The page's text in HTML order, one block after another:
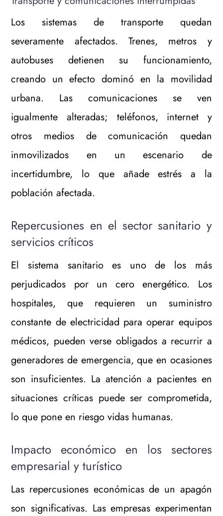
Los sistemas de transporte quedan
severamente afectados. Trenes, metros y
autobuses detienen su funcionamiento,
creando un efecto dominó en la movilidad
urbana. Las comunicaciones se ven
igualmente alteradas; teléfonos, internet y
otros medios de comunicación quedan
inmovilizados en un escenario de
incertidumbre, lo que añade estrés a la
población afectada.
Repercusiones en el sector sanitario y
servicios críticos
El sistema sanitario es uno de los más
perjudicados por un cero energético. Los
hospitales, que requieren un suministro
constante de electricidad para operar equipos
médicos, pueden verse obligados a recurrir a
generadores de emergencia, que en ocasiones
son insuficientes. La atención a pacientes en
situaciones críticas puede ser comprometida,
lo que pone en riesgo vidas humanas.
Impacto económico en los sectores
empresarial y turístico
Las repercusiones económicas de un apagón
son significativas. Las empresas experimentan